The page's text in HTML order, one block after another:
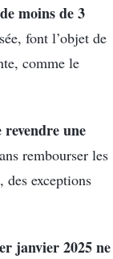
moins de 3
font l’objet de
comme le
une
rembourser les
des exceptions
janvier 2025ne